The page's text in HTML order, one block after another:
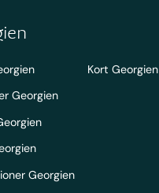
Georgien
Georgien
Kort Georgien